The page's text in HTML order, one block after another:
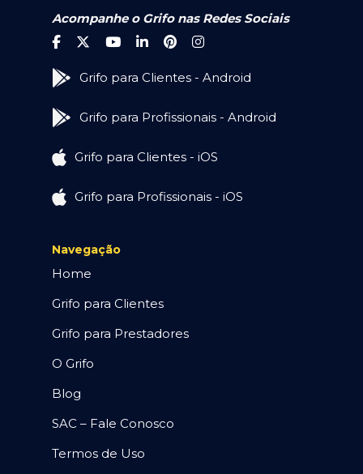
Acompanhe o Grifo nas Redes Sociais
Grifo para Clientes - Android
Grifo para Profissionais - Android
Grifo para Clientes - iOS
Grifo para Profissionais - iOS
Navegação
Home
Grifo para Clientes
Grifo para Prestadores
O Grifo
Blog
SAC – Fale Conosco
Termos de Uso